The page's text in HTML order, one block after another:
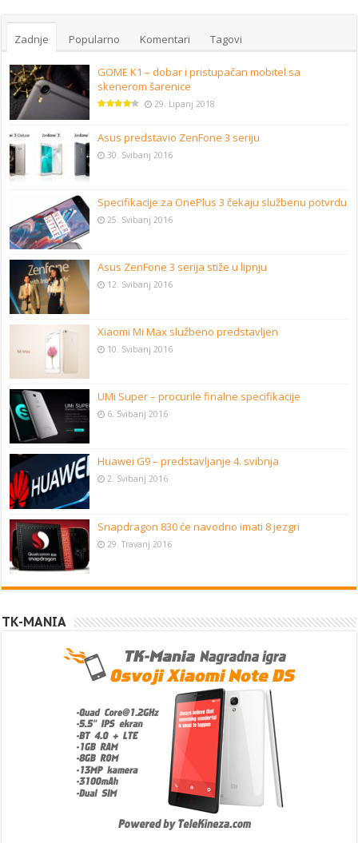
Zadnje Popularno Komentari Tagovi
GOME K1 – dobar i pristupačan mobitel sa
skenerom šarenice
29. Lipanj 2018
Asus predstavio ZenFone 3 seriju
30. Svibanj 2016
Specifikacije za OnePlus 3 čekaju službenu potvrdu
25. Svibanj 2016
Asus ZenFone 3 serija stiže u lipnju
12. Svibanj 2016
Xiaomi Mi Max službeno predstavljen
10. Svibanj 2016
UMi Super – procurile finalne specifikacije
6. Svibanj 2016
Huawei G9 – predstavljanje 4. svibnja
2. Svibanj 2016
Snapdragon 830 će navodno imati 8 jezgri
29. Travanj 2016
TK-MANIA